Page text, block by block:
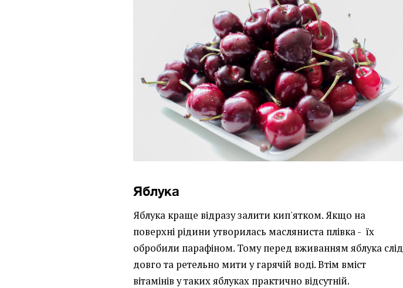
Яблука
Яблука краще відразу залити кип'ятком. Якщо на
поверхні рідини утворилась масляниста плівка - їх
обробили парафіном. Тому перед вживанням яблука слід
довго та ретельно мити у гарячій воді. Втім вміст
вітамінів у таких яблуках практично відсутній.